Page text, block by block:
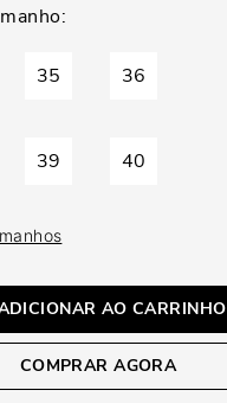
35 36
39 40
AO CARRINHO
COMPRAR AGORA